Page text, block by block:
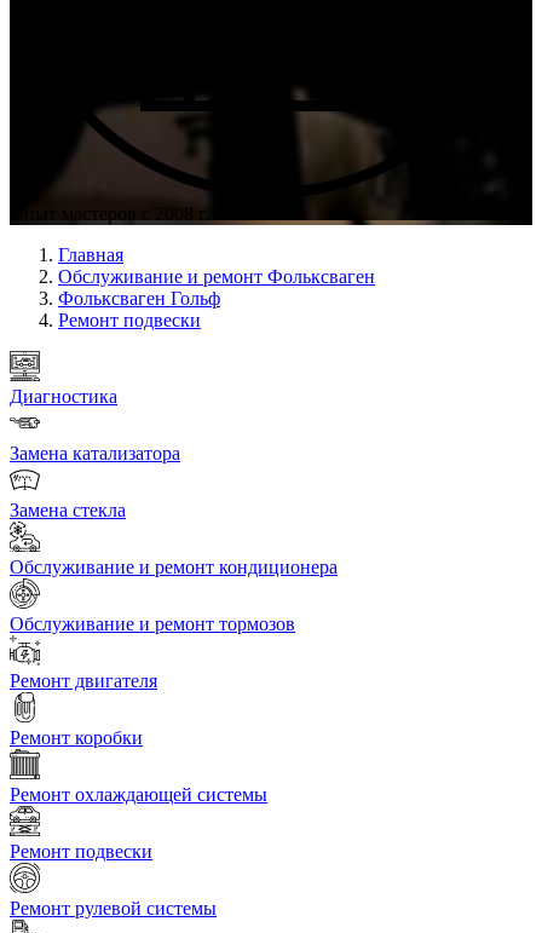
Опыт мастеров с 2008 г.
Главная
Обслуживание и ремонт Фольксваген
Фольксваген Гольф
Ремонт подвески
Диагностика
Замена катализатора
Замена стекла
Обслуживание и ремонт кондиционера
Обслуживание и ремонт тормозов
Ремонт двигателя
Ремонт коробки
Ремонт охлаждающей системы
Ремонт подвески
Ремонт рулевой системы